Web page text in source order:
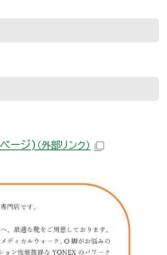
ージ) （外部リンク）